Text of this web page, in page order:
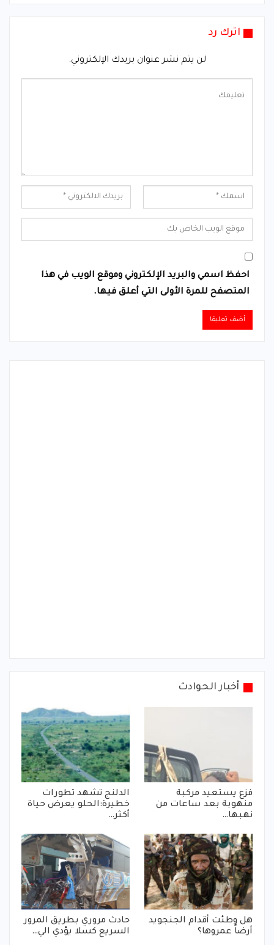
اترك رد
لن يتم نشر عنوان بريدك الإلكتروني.
احفظ اسمي والبريد الإلكتروني وموقع الويب في هذا
المتصفح للمرة الأولى التي أعلق فيها.
أخبار الحوادث
فزع يستعيد مركبة
منهوبة بعد ساعات من
نهبها…
الدلنج تشهد تطورات
خطيرة:الحلو يعرض حياة
أكثر…
هل وطئت أقدام الجنجويد
أرضاً عمروها؟
حادث مروري بطريق المرور
السريع كسلا يؤدي الي…